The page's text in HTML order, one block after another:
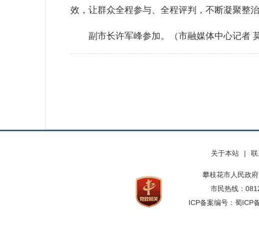
效，让群众全程参与、全程评判，不断凝聚整治
副市长许军峰参加。（市融媒体中心记者 莫
关于本站 |
攀枝花市人民政
市民热线：
ICP备案编号：蜀ICP